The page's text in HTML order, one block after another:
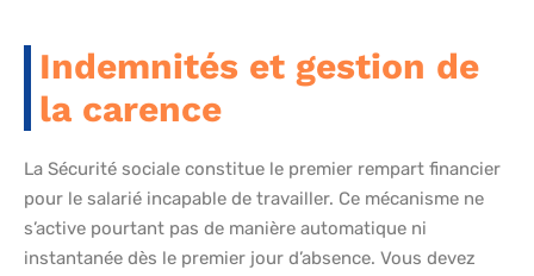
Indemnités et gestion de
la carence
La Sécurité sociale constitue le premier rempart financier
pour le salarié incapable de travailler. Ce mécanisme ne
s’active pourtant pas de manière automatique ni
instantanée dès le premier jour d’absence. Vous devez